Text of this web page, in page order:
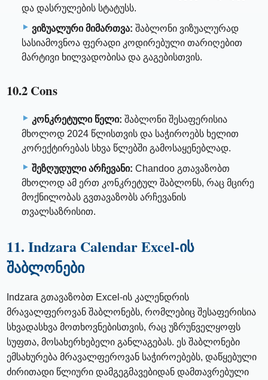
და დასრულების სტატუსს.
ვიზუალური მიმართვა: შაბლონი ვიზუალურად
სასიამოვნოა ფერადი კოდირებული თარიღებით
მარტივი ხილვადობისა და გაგებისთვის.
10.2 Cons
კონკრეტული წელი: შაბლონი შესაფერისია
მხოლოდ 2024 წლისთვის და საჭიროებს ხელით
კორექტირებას სხვა წლებში გამოსაყენებლად.
შეზღუდული არჩევანი: Chandoo გთავაზობთ
მხოლოდ ამ ერთ კონკრეტულ შაბლონს, რაც მცირე
მოქნილობას გვთავაზობს არჩევანის
თვალსაზრისით.
11. Indzara Calendar Excel-ის
შაბლონები
Indzara გთავაზობთ Excel-ის კალენდრის
მრავალფეროვან შაბლონებს, რომლებიც შესაფერისია
სხვადასხვა მოთხოვნებისთვის, რაც უზრუნველყოფს
სუფთა, მოსახერხებელი განლაგებას. ეს შაბლონები
ემსახურება მრავალფეროვან საჭიროებებს, დაწყებული
ძირითადი წლიური დამგეგმავებიდან დამთავრებული